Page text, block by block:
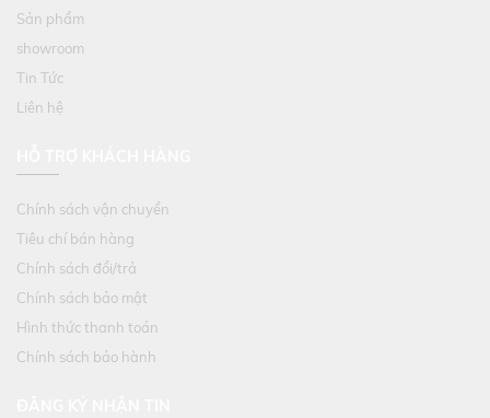
Sản phẩm
showroom
Tin Tức
Liên hệ
Chính sách vận chuyển
Tiêu chí bán hàng
Chính sách đổi/trả
Chính sách bảo mật
Hình thức thanh toán
Chính sách bảo hành